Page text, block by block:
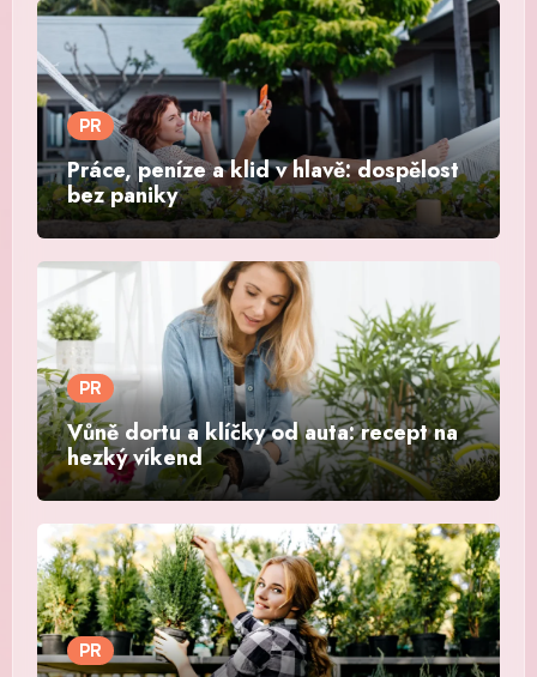
PR
Práce, peníze a klid v hlavě: dospělost
bez paniky
PR
Vůně dortu a klíčky od auta: recept na
hezký víkend
PR